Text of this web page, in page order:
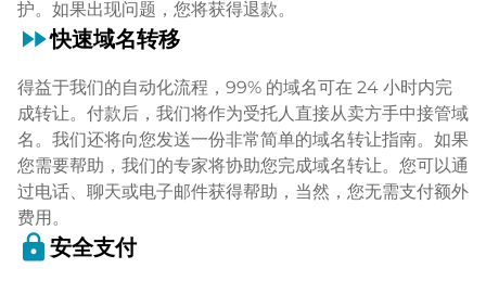
护。如果出现问题，您将获得退款。
fast_forward快速域名转移
得益于我们的自动化流程，99% 的域名可在 24 小时内完
成转让。付款后，我们将作为受托人直接从卖方手中接管域
名。我们还将向您发送一份非常简单的域名转让指南。如果
您需要帮助，我们的专家将协助您完成域名转让。您可以通
过电话、聊天或电子邮件获得帮助，当然，您无需支付额外
费用。
lock安全支付